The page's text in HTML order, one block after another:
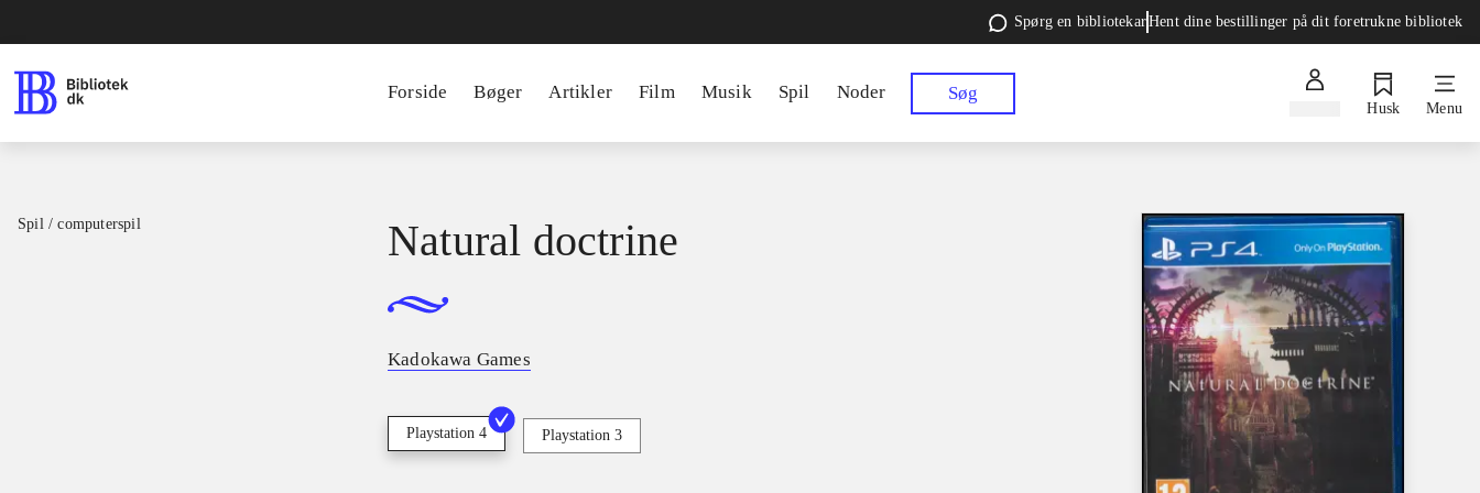
Spørg en bibliotekarHent dine bestillinger på dit foretrukne bibliotek
Forside Bøger Artikler Film Musik Spil Noder Søg
Husk Menu
Spil / computerspil Natural doctrine
Kadokawa Games
Playstation 4 Playstation 3